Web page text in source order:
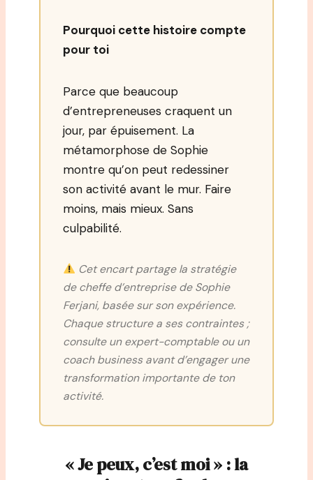
Pourquoi cette histoire compte
pour toi
Parce que beaucoup
d’entrepreneuses craquent un
jour, par épuisement. La
métamorphose de Sophie
montre qu’on peut redessiner
son activité avant le mur. Faire
moins, mais mieux. Sans
culpabilité.
Cet encart partage la stratégie
de cheffe d’entreprise de Sophie
Ferjani, basée sur son expérience.
Chaque structure a ses contraintes ;
consulte un expert-comptable ou un
coach business avant d’engager une
transformation importante de ton
activité.
« Je peux, c’est moi » : la